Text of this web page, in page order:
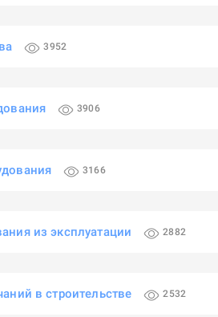
3952
3906
3166
из эксплуатации 2882
в строительстве 2532